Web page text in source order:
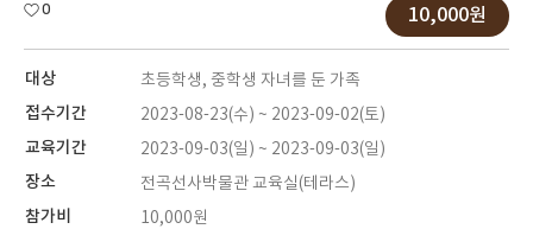
0 10,000원
대상 초등학생, 중학생 자녀를 둔 가족
접수기간 2023-08-23(수) ~ 2023-09-02(토)
교육기간 2023-09-03(일) ~ 2023-09-03(일)
장소 전곡선사박물관 교육실(테라스)
참가비 10,000원